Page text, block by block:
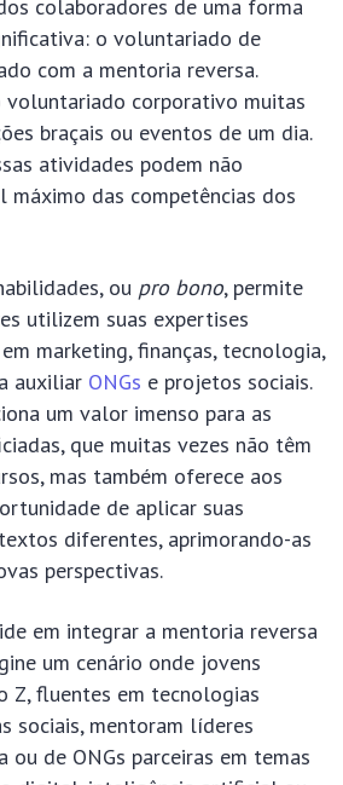
colaboradores de uma forma
o voluntariado de
com a mentoria reversa.
voluntariado corporativo muitas
braçais ou eventos de um dia.
atividades podem não
das competências dos
ou pro bono, permite
utilizem suas expertises
marketing, finanças, tecnologia,
auxiliar ONGs e projetos sociais.
um valor imenso para as
que muitas vezes não têm
mas também oferece aos
de aplicar suas
diferentes, aprimorando-as
perspectivas.
em integrar a mentoria reversa
um cenário onde jovens
Z, fluentes em tecnologias
sociais, mentoram líderes
ou de ONGs parceiras em temas